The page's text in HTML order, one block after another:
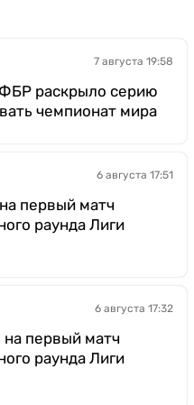
7 августа 19:58
раскрыло серию
чемпионат мира
6 августа 17:51
первый матч
раунда Лиги
6 августа 17:32
на первый матч
раунда Лиги